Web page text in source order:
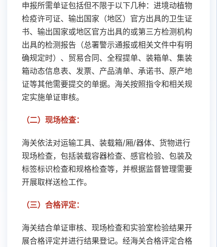
申报所需单证包括但不限于以下几种：进境动植物
检疫许可证、输出国家（地区）官方出具的卫生证
书、输出国家或地区官方出具的或第三方检测机构
出具的检测报告（总署警示通报或相关文件中有明
确规定时）、贸易合同、全程提单、装箱单、集装
箱动态信息表、发票、产品清单、承诺书、原产地
证等其他需要提交的单据。海关按照指令和相关规
定实施单证审核。
（二）现场检查：
海关依法对运输工具、装载箱/厢/器体、货物进行
现场检查，包括装载容器检查、感官检验、包装及
标签标识检查和规格检查等，并根据监督管理需要
开展取样送检工作。
（三）合格评定：
海关结合单证审核、现场检查和实验室检验结果开
展合格评定并进行结果登记。经海关合格评定合格